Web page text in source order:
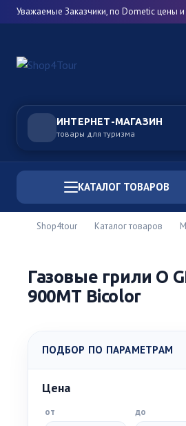
Уважаемые Заказчики, по Dometic цены
ИНТЕРНЕТ-МАГАЗИН
товары для туризма
КАТАЛОГ ТОВАРОВ
Shop4tour Каталог товаров
Газовые грили O
900MT Bicolor
ПОДБОР ПО ПАРАМЕТРАМ
Цена
от до